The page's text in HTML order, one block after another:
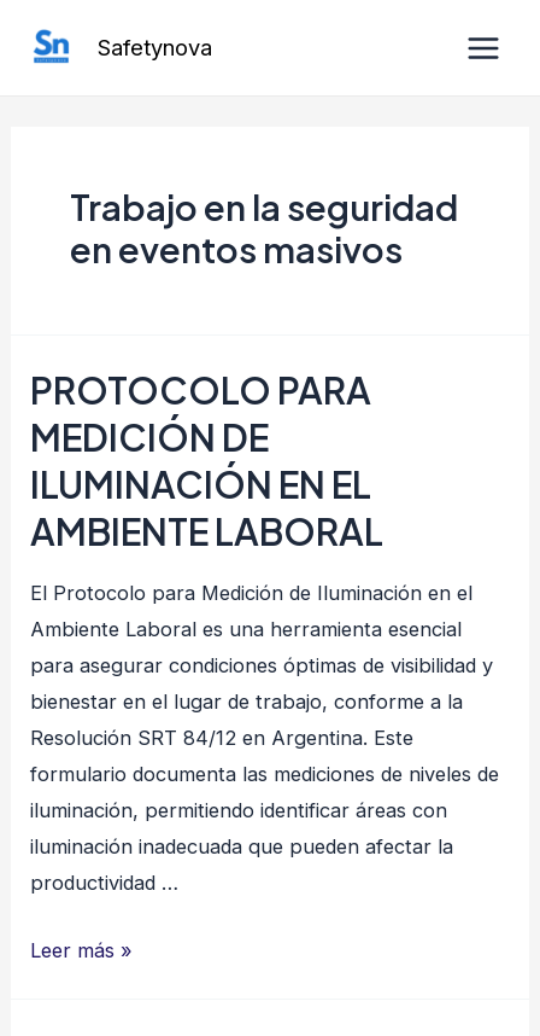
Safetynova
Trabajo en la seguridad
en eventos masivos
PROTOCOLO PARA
MEDICIÓN DE
ILUMINACIÓN EN EL
AMBIENTE LABORAL
El Protocolo para Medición de Iluminación en el
Ambiente Laboral es una herramienta esencial
para asegurar condiciones óptimas de visibilidad y
bienestar en el lugar de trabajo, conforme a la
Resolución SRT 84/12 en Argentina. Este
formulario documenta las mediciones de niveles de
iluminación, permitiendo identificar áreas con
iluminación inadecuada que pueden afectar la
productividad …
PROTOCOLO
Leer más »